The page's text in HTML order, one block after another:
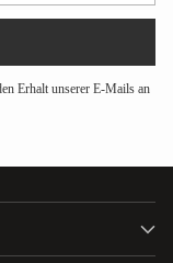
Erhalt unserer E-Mails an